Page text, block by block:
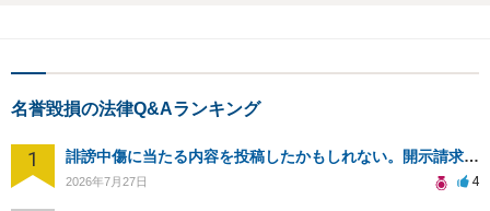
名誉毀損の法律Q&Aランキング
1 誹謗中傷に当たる内容を投稿したかもしれない。開示請求や民事刑事裁判に発展しうるのか教えて欲しい。
2026年7月27日 4